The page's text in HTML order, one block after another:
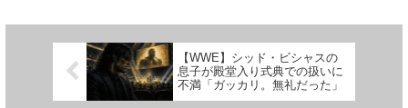
り、ショーの長...
は、サモア・ジョ...
【WWE】シッド・ビシャスの
息子が殿堂入り式典での扱いに
不満「ガッカリ。無礼だった」